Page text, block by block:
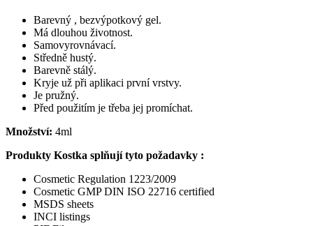
Barevný , bezvýpotkový gel.
Má dlouhou životnost.
Samovyrovnávací.
Středně hustý.
Barevně stálý.
Kryje už při aplikaci první vrstvy.
Je pružný.
Před použitím je třeba jej promíchat.
Množství: 4ml
Produkty Kostka splňují tyto požadavky :
Cosmetic Regulation 1223/2009
Cosmetic GMP DIN ISO 22716 certified
MSDS sheets
INCI listings